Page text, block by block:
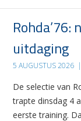
Rohda’76:
uitdaging
5 AUGUSTUS 2026 |
De selectie van
trapte dinsdag 4
eerste training.